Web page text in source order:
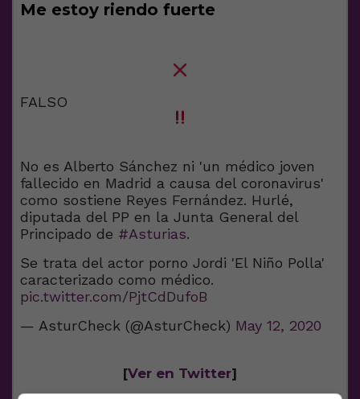
Me estoy riendo fuerte
FALSO
No es Alberto Sánchez ni 'un médico joven
fallecido en Madrid a causa del coronavirus'
como sostiene Reyes Fernández. Hurlé,
diputada del PP en la Junta General del
Principado de #Asturias.
Se trata del actor porno Jordi 'El Niño Polla'
caracterizado como médico.
pic.twitter.com/PjtCdDufoB
— AsturCheck (@AsturCheck) May 12, 2020
[Ver en Twitter]